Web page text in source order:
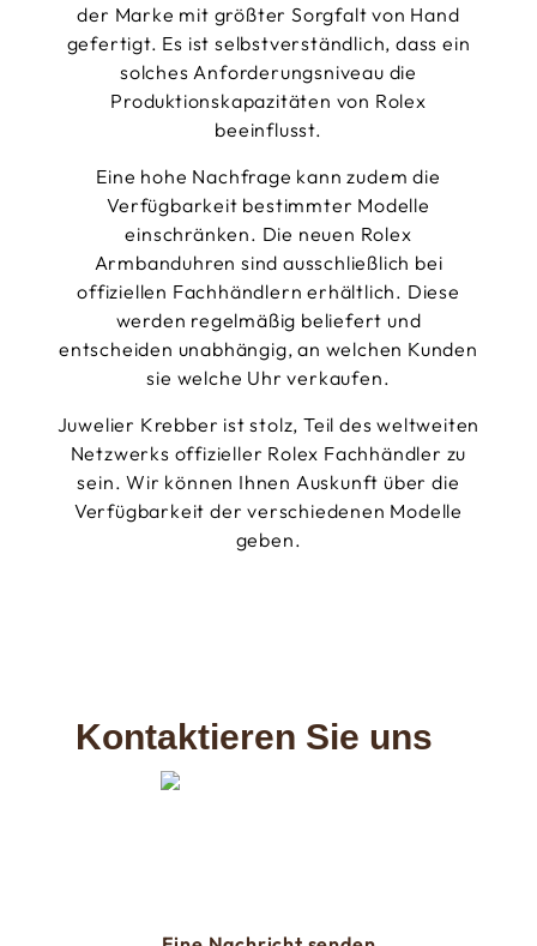
der Marke mit größter Sorgfalt von Hand
gefertigt. Es ist selbstverständlich, dass ein
solches Anforderungsniveau die
Produktionskapazitäten von Rolex
beeinflusst.
Eine hohe Nachfrage kann zudem die
Verfügbarkeit bestimmter Modelle
einschränken. Die neuen Rolex
Armbanduhren sind ausschließlich bei
offiziellen Fachhändlern erhältlich. Diese
werden regelmäßig beliefert und
entscheiden unabhängig, an welchen Kunden
sie welche Uhr verkaufen.
Juwelier Krebber ist stolz, Teil des weltweiten
Netzwerks offizieller Rolex Fachhändler zu
sein. Wir können Ihnen Auskunft über die
Verfügbarkeit der verschiedenen Modelle
geben.
Kontaktieren Sie uns